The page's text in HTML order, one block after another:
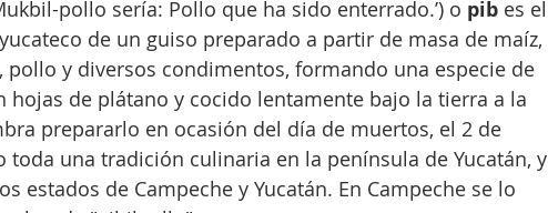
pollo sería: Pollo que ha sido enterrado.’)​ o pib es el
de un guiso preparado a partir de masa de maíz,
pollo y diversos condimentos, formando una especie de
hojas de plátano y cocido lentamente bajo la tierra a la
prepararlo en ocasión del día de muertos, el 2 de
toda una tradición culinaria en la península de Yucatán, y
estados de Campeche y Yucatán. En Campeche se lo